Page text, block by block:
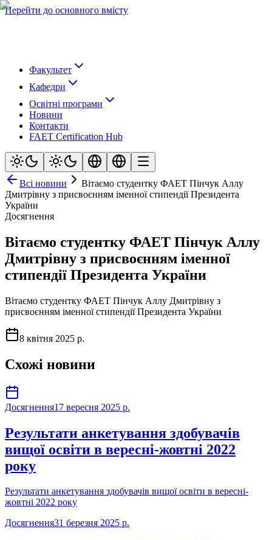
Перейти до основного вмісту
Факультет
Кафедри
Освітні програми
Новини
Контакти
FAET Certification Hub
Всі новини
Вітаємо студентку ФАЕТ Пінчук Аллу
Дмитрівну з присвоєнням іменної стипендії Президента
України
Досягнення
Вітаємо студентку ФАЕТ Пінчук Аллу
Дмитрівну з присвоєнням іменної
стипендії Президента України
Вітаємо студентку ФАЕТ Пінчук Аллу Дмитрівну з
присвоєнням іменної стипендії Президента України
8 квітня 2025 р.
Схожі новини
Досягнення17 вересня 2025 р.
Результати анкетування здобувачів
вищої освіти в вересні-жовтні 2022
року
Результати анкетування здобувачів вищої освіти в вересні-
жовтні 2022 року
Досягнення31 березня 2025 р.